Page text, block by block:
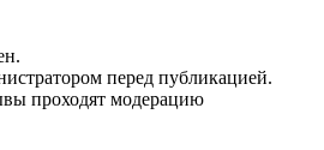
перед публикацией.
проходят модерацию